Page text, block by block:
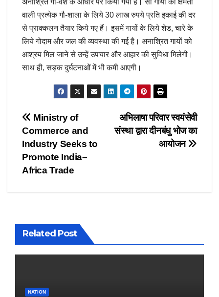
अनाश्रित गौ-वंश के आधार पर किया गया है। सौ गायों की क्षमता
वाली प्रत्येक गौ-शाला के लिये 30 लाख रुपये प्रति इकाई की दर
से प्राक्कलन तैयार किये गए हैं। इसमें गायों के लिये शेड, चारे के
लिये गोदाम और जल की व्यवस्था की गई है। अनाश्रित गायों को
आश्रय मिल जाने से उन्हें उपचार और आहार की सुविधा मिलेगी।
साथ ही, सड़क दुर्घटनाओं में भी कमी आएगी।
Post
navigation
अभिलाषा परिवार स्वयंसेवी
संस्था द्वारा दीनबंधु भोज का
आयोजन
Ministry of
Commerce and
Industry Seeks to
Promote India–
Africa Trade
Related Post
NATION